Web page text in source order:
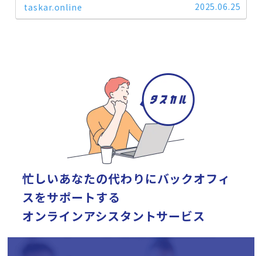
taskar.online 2025.06.25
忙しいあなたの代わりにバックオフィ
スをサポートする
オンラインアシスタントサービス